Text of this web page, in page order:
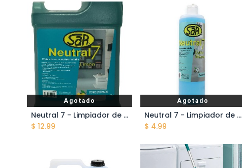
Agotado
Neutral 7 - Limpiador de Pisos - Limón - Galón de 3.785 lts
$ 12.99
Agotado
Neutral 7 - Limpiador de Pisos - Cotton - 1 Litro
$ 4.99